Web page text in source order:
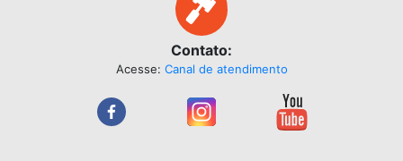
Contato:
Acesse: Canal de atendimento